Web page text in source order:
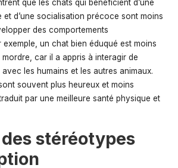
que les chats qui bénéficient d’une
et d’une socialisation précoce sont moins
des comportements
exemple, un chat bien éduqué est moins
car il a appris à interagir de
les humains et les autres animaux.
souvent plus heureux et moins
par une meilleure santé physique et
des stéréotypes